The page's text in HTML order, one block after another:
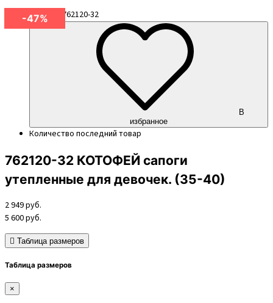
Артикул
762120-32
В
избранное
Количество последний товар
762120-32 КОТОФЕЙ сапоги
утепленные для девочек. (35-40)
2 949руб.
-47%
5 600руб.
Таблица размеров
Таблица размеров
×